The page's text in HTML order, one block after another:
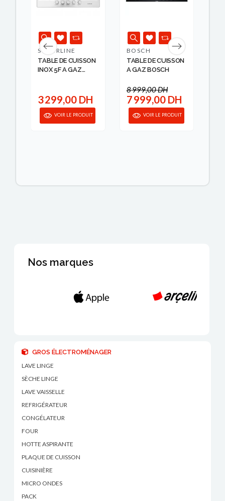
SILVERLINE
TABLE DE CUISSON
INOX 5F A GAZ
3 299,00 DH
VOIR LE PRODUIT
BOSCH
TABLE DE CUISSON
A GAZ BOSCH
8 999,00 DH
7 999,00 DH
VOIR LE PRODUIT
Nos marques
GROS ÉLECTROMÉNAGER
LAVE LINGE
SÈCHE LINGE
LAVE VAISSELLE
REFRIGÉRATEUR
CONGÉLATEUR
FOUR
HOTTE ASPIRANTE
PLAQUE DE CUISSON
CUISINIÈRE
MICRO ONDES
PACK